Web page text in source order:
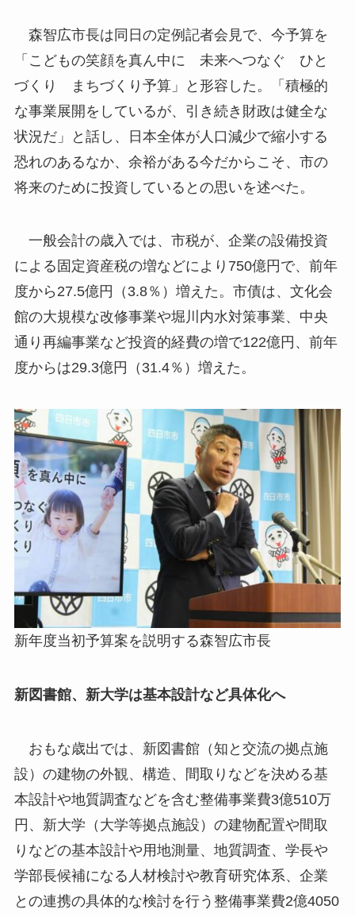
森智広市長は同日の定例記者会見で、今予算を
「こどもの笑顔を真ん中に 未来へつなぐ ひと
づくり まちづくり予算」と形容した。「積極的
な事業展開をしているが、引き続き財政は健全な
状況だ」と話し、日本全体が人口減少で縮小する
恐れのあるなか、余裕がある今だからこそ、市の
将来のために投資しているとの思いを述べた。
一般会計の歳入では、市税が、企業の設備投資
による固定資産税の増などにより750億円で、前年
度から27.5億円（3.8％）増えた。市債は、文化会
館の大規模な改修事業や堀川内水対策事業、中央
通り再編事業など投資的経費の増で122億円、前年
度からは29.3億円（31.4％）増えた。
新年度当初予算案を説明する森智広市長
新図書館、新大学は基本設計など具体化へ
おもな歳出では、新図書館（知と交流の拠点施
設）の建物の外観、構造、間取りなどを決める基
本設計や地質調査などを含む整備事業費3億510万
円、新大学（大学等拠点施設）の建物配置や間取
りなどの基本設計や用地測量、地質調査、学長や
学部長候補になる人材検討や教育研究体系、企業
との連携の具体的な検討を行う整備事業費2億4050